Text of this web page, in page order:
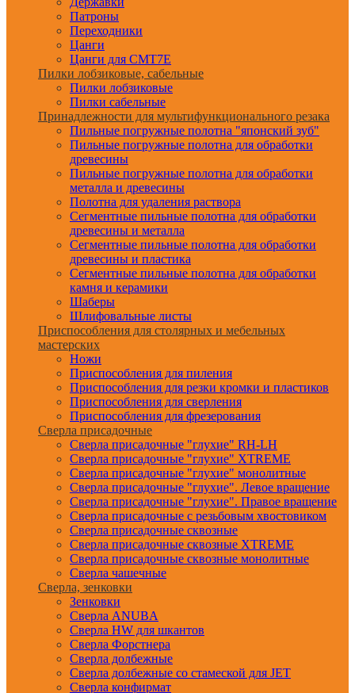
Патроны
Переходники
Цанги
Цанги для CMT7E
Пилки лобзиковые, сабельные
Пилки лобзиковые
Пилки сабельные
Принадлежности для мультифункционального резака
Пильные погружные полотна "японский зуб"
Пильные погружные полотна для обработки
древесины
Пильные погружные полотна для обработки
металла и древесины
Полотна для удаления раствора
Сегментные пильные полотна для обработки
древесины и металла
Сегментные пильные полотна для обработки
древесины и пластика
Сегментные пильные полотна для обработки
камня и керамики
Шаберы
Шлифовальные листы
Приспособления для столярных и мебельных
мастерских
Ножи
Приспособления для пиления
Приспособления для резки кромки и пластиков
Приспособления для сверления
Приспособления для фрезерования
Сверла присадочные
Сверла присадочные "глухие" RH-LH
Сверла присадочные "глухие" XTREME
Сверла присадочные "глухие" монолитные
Сверла присадочные "глухие". Левое вращение
Сверла присадочные "глухие". Правое вращение
Сверла присадочные с резьбовым хвостовиком
Сверла присадочные сквозные
Сверла присадочные сквозные XTREME
Сверла присадочные сквозные монолитные
Сверла чашечные
Сверла, зенковки
Зенковки
Сверла ANUBA
Сверла HW для шкантов
Сверла Форстнера
Сверла долбежные
Сверла долбежные со стамеской для JET
Сверла конфирмат